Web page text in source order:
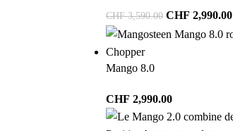
CHF3,590.00 CHF 2,990.00
Chopper
Mango 8.0
CHF 2,990.00